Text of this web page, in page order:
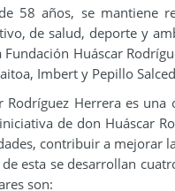
58 años, se mantiene
de salud, deporte y
Huáscar
Imbert y Pepillo
Rodríguez Herrera es
de don Huáscar
contribuir a mejorar
esta se desarrollan
son: